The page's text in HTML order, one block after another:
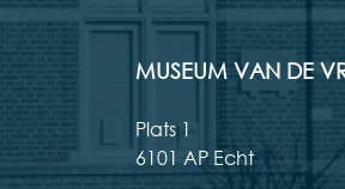
MUSEUM VAN DE
Plats 1
6101 AP Echt